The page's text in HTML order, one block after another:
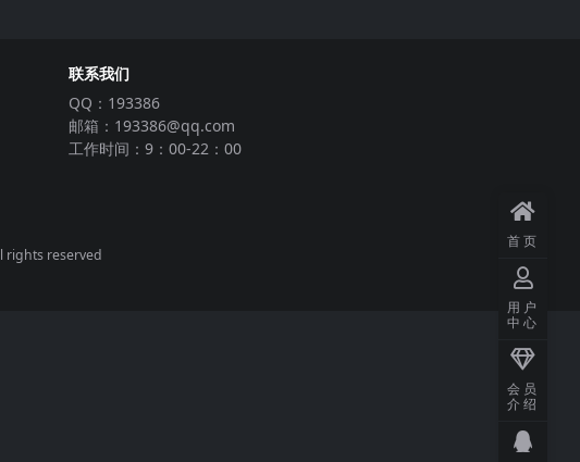
联系我们
QQ：193386
邮箱：193386@qq.com
工作时间：9：00-22：00
rights reserved
首页
用户
中心
会员
介绍